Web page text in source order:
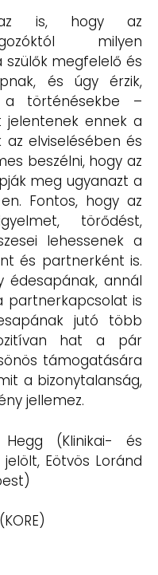
az is, hogy az
milyen
szülők megfelelő és
és úgy érzik,
történésekbe –
jelentenek ennek a
az elviselésében és
beszélni, hogy az
meg ugyanazt a
Fontos, hogy az
törődést,
lehessenek a
és partnerként is.
annál
partnerkapcsolat is
jutó több
hat a pár
támogatására
a bizonytalanság,
jellemez.
(Klinikai- és
jelölt, Eötvös Loránd